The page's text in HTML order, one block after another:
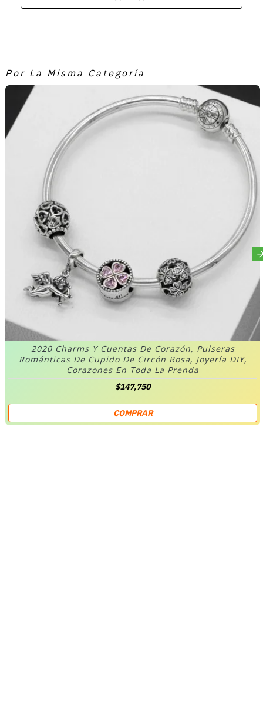
Por La Misma Categoría
2020 Charms Y Cuentas De Corazón, Pulseras
Románticas De Cupido De Circón Rosa, Joyería DIY,
Corazones En Toda La Prenda
$147,750
COMPRAR